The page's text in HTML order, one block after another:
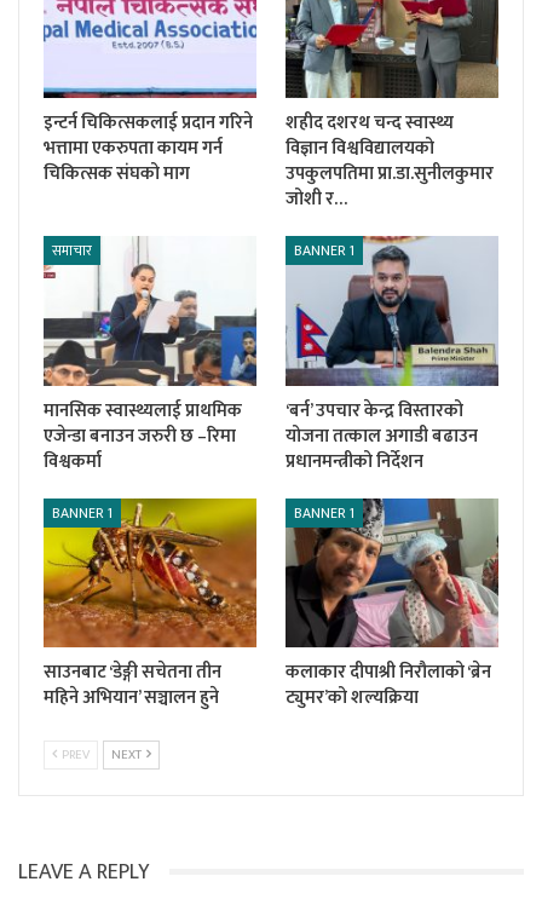
इन्टर्न चिकित्सकलाई प्रदान गरिने
भत्तामा एकरुपता कायम गर्न
चिकित्सक संघको माग
शहीद दशरथ चन्द स्वास्थ्य
विज्ञान विश्वविद्यालयको
उपकुलपतिमा प्रा.डा.सुनीलकुमार
जोशी र…
समाचार
मानसिक स्वास्थ्यलाई प्राथमिक
एजेन्डा बनाउन जरुरी छ –रिमा
विश्वकर्मा
BANNER 1
‘बर्न’ उपचार केन्द्र विस्तारको
योजना तत्काल अगाडी बढाउन
प्रधानमन्त्रीको निर्देशन
BANNER 1
साउनबाट ‘डेङ्गी सचेतना तीन
महिने अभियान’ सञ्चालन हुने
BANNER 1
कलाकार दीपाश्री निरौलाको ‘ब्रेन
ट्युमर’को शल्यक्रिया
PREV NEXT
LEAVE A REPLY